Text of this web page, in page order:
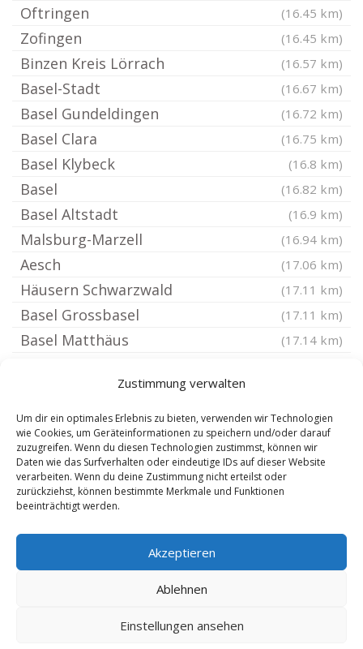
Zustimmung verwalten
Um dir ein optimales Erlebnis zu bieten, verwenden wir Technologien
wie Cookies, um Geräteinformationen zu speichern und/oder darauf
zuzugreifen. Wenn du diesen Technologien zustimmst, können wir
Daten wie das Surfverhalten oder eindeutige IDs auf dieser Website
verarbeiten. Wenn du deine Zustimmung nicht erteilst oder
zurückziehst, können bestimmte Merkmale und Funktionen
beeinträchtigt werden.
Akzeptieren
Ablehnen
Einstellungen ansehen
Oftringen (16.45 km)
Zofingen (16.45 km)
Binzen Kreis Lörrach (16.57 km)
Basel-Stadt (16.67 km)
Basel Gundeldingen (16.72 km)
Basel Clara (16.75 km)
Basel Klybeck (16.8 km)
Basel (16.82 km)
Basel Altstadt (16.9 km)
Malsburg-Marzell (16.94 km)
Aesch (17.06 km)
Häusern Schwarzwald (17.11 km)
Basel Grossbasel (17.11 km)
Basel Matthäus (17.14 km)
Basel Rosental
Sankt Blasien (17.23 km)
Eimeldingen (17.3 km)
Reinach (17.31 km)
Utzenfeld (17.34 km)
Baden